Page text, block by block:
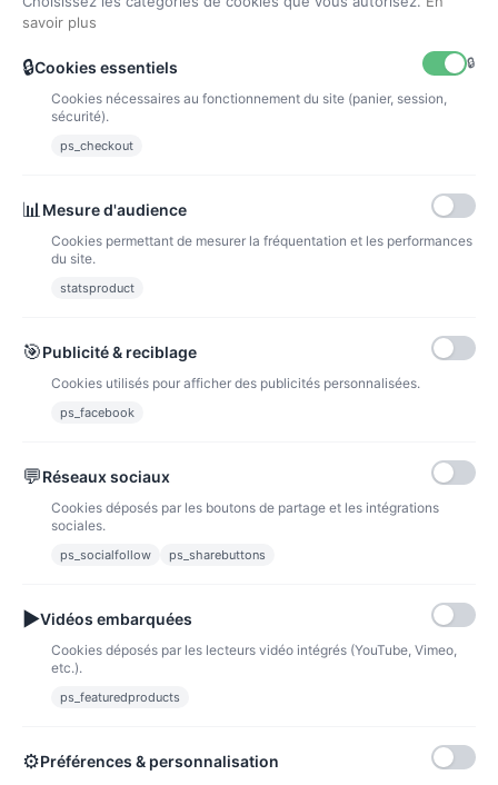
Porte clé personnalisé noël
5,00 €
savoir plus
🔒Cookies essentiels 🔒
Cookies nécessaires au fonctionnement du site (panier, session,
sécurité).
ps_checkout
📊 Mesure d'audience
Cookies permettant de mesurer la fréquentation et les performances
du site.
statsproduct
🎯Publicité & reciblage
Cookies utilisés pour afficher des publicités personnalisées.
ps_facebook
💬Réseaux sociaux
Cookies déposés par les boutons de partage et les intégrations
sociales.
ps_socialfollow ps_sharebuttons
▶Vidéos embarquées
Cookies déposés par les lecteurs vidéo intégrés (YouTube, Vimeo,
etc.).
ps_featuredproducts
⚙Préférences & personnalisation